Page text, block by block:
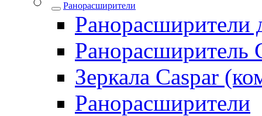
Ранорасширители
Ранорасширители
Ранорасширитель
Зеркала Caspar
Ранорасширители